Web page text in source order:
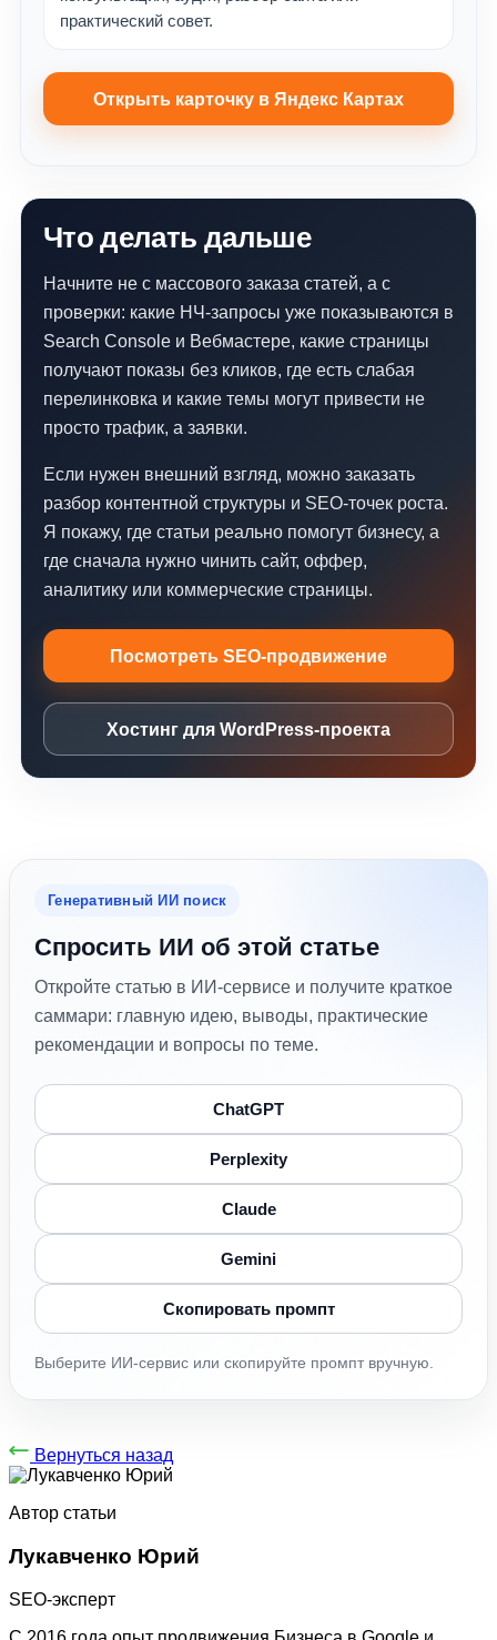
практический совет.
Открыть карточку в Яндекс Картах
Что делать дальше
Начните не с массового заказа статей, а с
проверки: какие НЧ-запросы уже показываются в
Search Console и Вебмастере, какие страницы
получают показы без кликов, где есть слабая
перелинковка и какие темы могут привести не
просто трафик, а заявки.
Если нужен внешний взгляд, можно заказать
разбор контентной структуры и SEO-точек роста.
Я покажу, где статьи реально помогут бизнесу, а
где сначала нужно чинить сайт, оффер,
аналитику или коммерческие страницы.
Посмотреть SEO-продвижение
Хостинг для WordPress-проекта
Генеративный ИИ поиск
Спросить ИИ об этой статье
Откройте статью в ИИ-сервисе и получите краткое
саммари: главную идею, выводы, практические
рекомендации и вопросы по теме.
ChatGPT
Perplexity
Claude
Gemini
Скопировать промпт
Выберите ИИ-сервис или скопируйте промпт вручную.
Вернуться назад
Автор статьи
Лукавченко Юрий
SEO-эксперт